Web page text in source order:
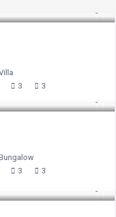
3 3
3 3